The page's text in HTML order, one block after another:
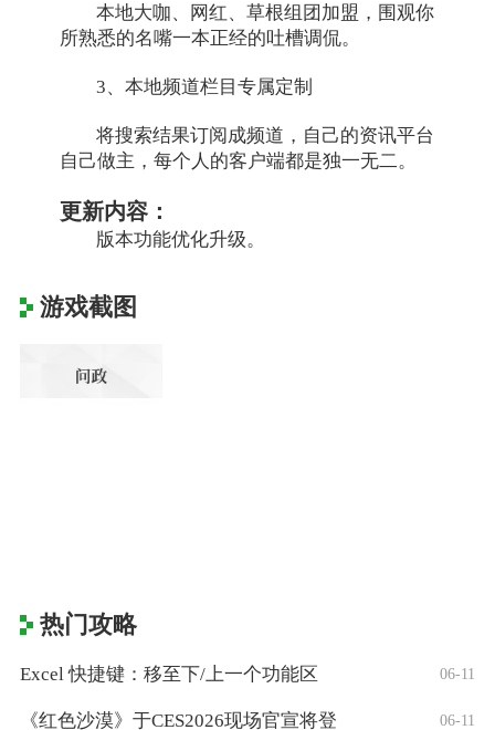
本地大咖、网红、草根组团加盟，围观你
所熟悉的名嘴一本正经的吐槽调侃。
3、本地频道栏目专属定制
将搜索结果订阅成频道，自己的资讯平台
自己做主，每个人的客户端都是独一无二。
更新内容：
版本功能优化升级。
游戏截图
热门攻略
Excel 快捷键：移至下/上一个功能区 06-11
《红色沙漠》于CES2026现场官宣将登 06-11